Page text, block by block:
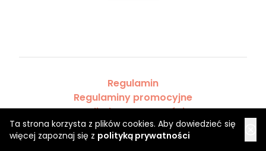
Ta strona korzysta z plików cookies. Aby dowiedzieć się
więcej zapoznaj się z polityką prywatności
Regulamin
Regulaminy promocyjne
Polityka prywatności